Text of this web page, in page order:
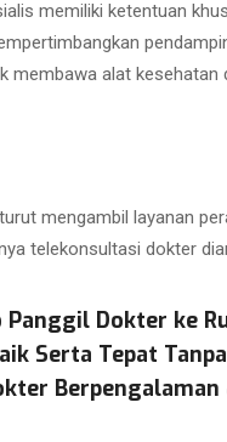
memiliki ketentuan
membawa alat
mengambil layanan
telekonsultasi dokter
Panggil Dokter ke
Serta Tepat